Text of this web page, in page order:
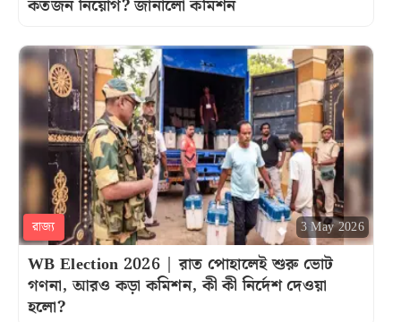
কতজন নিয়োগ? জানালো কমিশন
রাজ্য 3 May 2026
WB Election 2026 | রাত পোহালেই শুরু ভোট
গণনা, আরও কড়া কমিশন, কী কী নির্দেশ দেওয়া
হলো?